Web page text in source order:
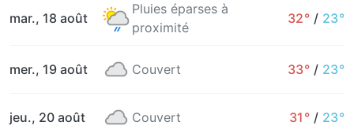
mar., 18 août
Pluies éparses à
proximité
32° / 23°
mer., 19 août Couvert 33° / 23°
jeu., 20 août Couvert 31° / 23°